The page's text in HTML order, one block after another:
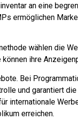
an eine
ermöglichen
wählen die
ihre
Bei
und garantiert
erreichen.